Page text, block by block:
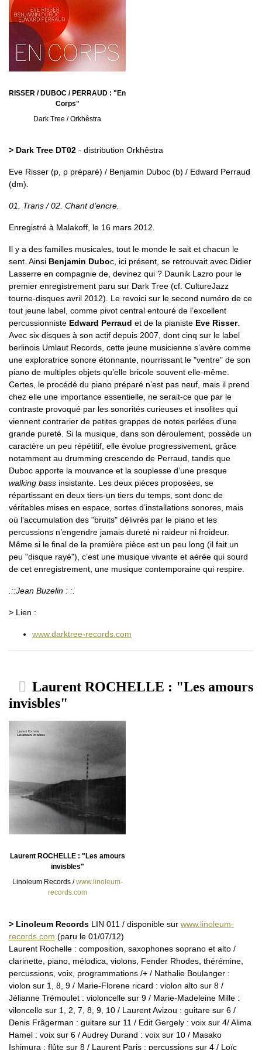
RISSER / DUBOC / PERRAUD : "En
Corps"
Dark Tree / Orkhêstra
> Dark Tree DT02 - distribution Orkhêstra
Eve Risser (p, p préparé) / Benjamin Duboc (b) / Edward Perraud
(dm).
01. Trans / 02. Chant d’encre.
Enregistré à Malakoff, le 16 mars 2012.
Il y a des familles musicales, tout le monde le sait et chacun le
sent. Ainsi Benjamin Duboc, ici présent, se retrouvait avec Didier
Lasserre en compagnie de, devinez qui ? Daunik Lazro pour le
premier enregistrement paru sur Dark Tree (cf. CultureJazz
tourne-disques avril 2012). Le revoici sur le second numéro de ce
tout jeune label, comme pivot central entouré de l’excellent
percussionniste Edward Perraud et de la pianiste Eve Risser.
Avec six disques à son actif depuis 2007, dont cinq sur le label
berlinois Umlaut Records, cette jeune musicienne s’avère comme
une exploratrice sonore étonnante, nourrissant le "ventre" de son
piano de multiples objets qu’elle bricole souvent elle-même.
Certes, le procédé du piano préparé n’est pas neuf, mais il prend
chez elle une importance essentielle, ne serait-ce que par le
contraste provoqué par les sonorités curieuses et insolites qui
viennent contrarier de petites grappes de notes perlées d’une
grande pureté. Si la musique, dans son déroulement, possède un
caractère un peu répétitif, elle évolue progressivement, grâce
notamment au drumming crescendo de Perraud, tandis que
Duboc apporte la mouvance et la souplesse d’une presque
walking bass insistante. Les deux pièces proposées, se
répartissant en deux tiers-un tiers du temps, sont donc de
véritables mises en espace, sortes d’installations sonores, mais
où l’accumulation des "bruits" délivrés par le piano et les
percussions n’engendre jamais dureté ni raideur ni froideur.
Même si le final de la première pièce est un peu long (il fait un
peu "disque rayé"), c’est une musique vivante et aérée qui sourd
de cet enregistrement, une musique contemporaine qui respire.
.::Jean Buzelin : :.
> Lien :
www.darktree-records.com
Laurent ROCHELLE : "Les amours
invisbles"
Laurent ROCHELLE : "Les amours
invisbles"
Linoleum Records /www.linoleum-
records.com
> Linoleum Records LIN 011 / disponible sur www.linoleum-
records.com (paru le 01/07/12)
Laurent Rochelle : composition, saxophones soprano et alto /
clarinette, piano, mélodica, violons, Fender Rhodes, thérémine,
percussions, voix, programmations /+ / Nathalie Boulanger :
violon sur 1, 8, 9 / Marie-Florene ricard : violon alto sur 8 /
Jélianne Trémoulet : violoncelle sur 9 / Marie-Madeleine Mille :
viloncelle sur 1, 2, 7, 8, 9, 10 / Laurent Avizou : guitare sur 6 /
Denis Frâgerman : guitare sur 11 / Edit Gergely : voix sur 4/ Alima
Hamel : voix sur 6 / Audrey Durand : voix sur 10 / Masako
Ishimura : flûte sur 8 / Laurent Paris : percussions sur 4 / Loïc